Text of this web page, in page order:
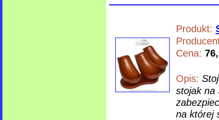
Produkt:
Cena:
Opis:
stojak na
na której